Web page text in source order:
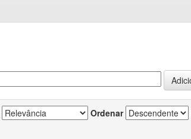
Ordenar